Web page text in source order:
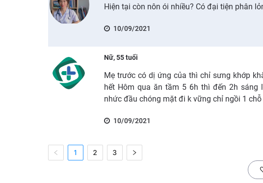
Hiện tại còn nôn ói nhiều? Có đại tiện phân
10/09/2021
Nữ, 55 tuổi
Mẹ trước có dị ứng của thì chỉ sưng khớp
hết Hôm qua ăn tầm 5 6h thì đến 2h
nhức đầu chóng mặt đi k vững chỉ ngồi 1
10/09/2021
1 2 3